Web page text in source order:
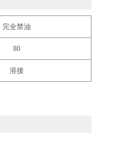
完全禁油
80
溶接